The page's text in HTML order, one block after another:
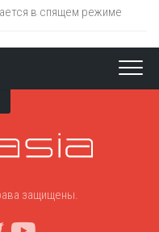
в спящем режиме
защищены.